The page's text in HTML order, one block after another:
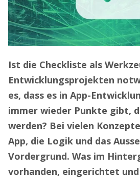
Ist die Checkliste als
Entwicklungsprojekten
es, dass es in App-
immer wieder Punkte gibt,
werden? Bei vielen
App, die Logik und das
Vordergrund. Was im
vorhanden, eingerichtet